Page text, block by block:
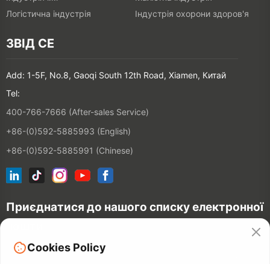
Логістична індустрія
Індустрія охорони здоров'я
ЗВІД СЕ
Add: 1-5F, No.8, Gaoqi South 12th Road, Xiamen, Китай
Tel:
400-766-7666 (After-sales Service)
+86-(0)592-5885993 (English)
+86-(0)592-5885991 (Chinese)
Приєднатися до нашого списку електронної
Cookies Policy